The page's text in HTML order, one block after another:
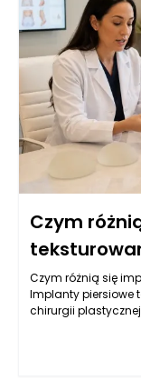
Czym
Czym różnią się
Implanty piersiowe
chirurgii